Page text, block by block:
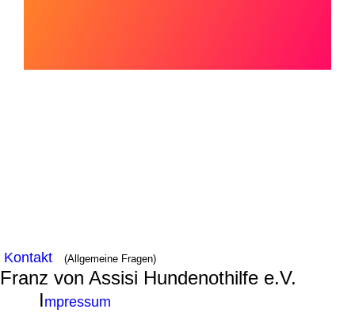
Kontakt (Allgemeine Fragen)
Franz von Assisi Hundenothilfe e.V.
Impressum